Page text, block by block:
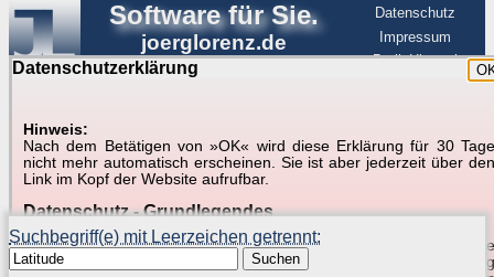
Datenschutzerklärung
Hinweis:
Nach dem Betätigen von »OK« wird diese Erklärung für 30 Tage
nicht mehr automatisch erscheinen. Sie ist aber jederzeit über den
Link im Kopf der Website aufrufbar.
Datenschutz - Grundlegendes
Diese Datenschutzerklärung soll die Nutzer dieser Website über die
Art, den Umfang und den Zweck der Erhebung und Verwendung
Software für Sie.
joerglorenz.de
Datenschutz
Impressum
BerlinHimmel
Suche in Beispielen und Tipps zu Excel und
VBA
Suchbegriff(e) mit Leerzeichen getrennt:
Suchen